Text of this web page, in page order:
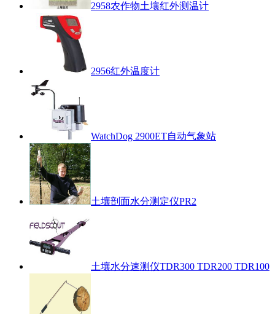
2958农作物土壤红外测温计
2956红外温度计
WatchDog 2900ET自动气象站
土壤剖面水分测定仪PR2
土壤水分速测仪TDR300 TDR200 TDR100